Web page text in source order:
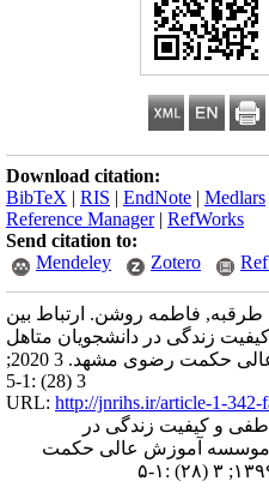
Download citation:
BibTeX | RIS | EndNote | Medlars
Reference Manager| RefWorks
Send citation to:
Mendeley
Zotero
طرقبه, فاطمه روشن. ارتباط بین
زندگی در دانشجویان متاهل
موسسه آموزش عالی حکمت رضوی مشهد. 3 2020;
3 (28) :1-5
URL: http://jnrihs.ir/article-1-342-
و کیفیت زندگی در
موسسه آموزش عالی حکمت